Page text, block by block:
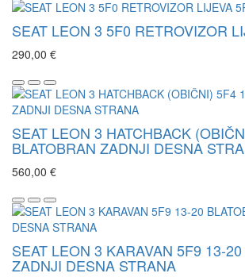
SEAT LEON 3 5F0 RETROVIZOR
290,00 €
SEAT LEON 3 HATCHBACK
BLATOBRAN ZADNJI DESNA
560,00 €
SEAT LEON 3 KARAVAN 5F9 13-
ZADNJI DESNA STRANA